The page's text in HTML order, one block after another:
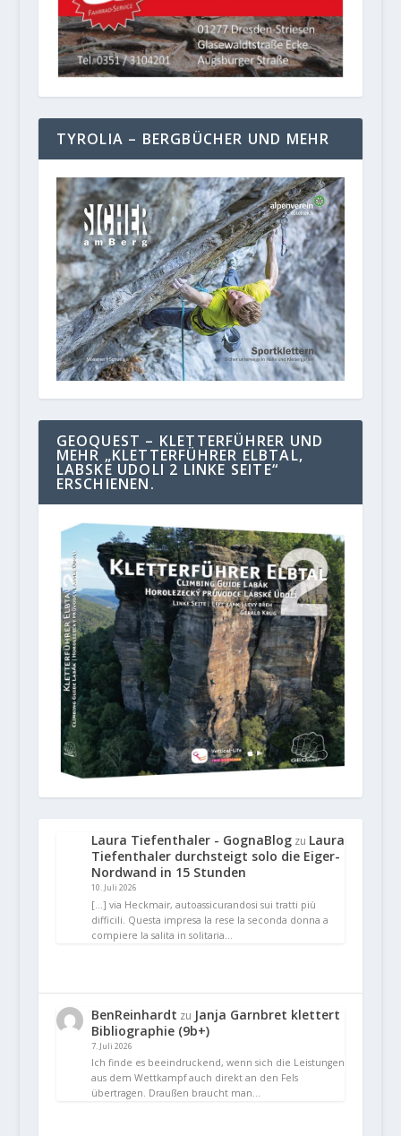
TYROLIA – BERGBÜCHER UND MEHR
GEOQUEST – KLETTERFÜHRER UND
MEHR „KLETTERFÜHRER ELBTAL,
LABSKE UDOLI 2 LINKE SEITE“
ERSCHIENEN.
Laura Tiefenthaler - GognaBlogzu Laura
Tiefenthaler durchsteigt solo die Eiger-
Nordwand in 15 Stunden
10. Juli 2026
[…] via Heckmair, autoassicurandosi sui tratti più
difficili. Questa impresa la rese la seconda donna a
compiere la salita in solitaria…
BenReinhardt zu Janja Garnbret klettert
Bibliographie (9b+)
7. Juli 2026
Ich finde es beeindruckend, wenn sich die Leistungen
aus dem Wettkampf auch direkt an den Fels
übertragen. Draußen braucht man…